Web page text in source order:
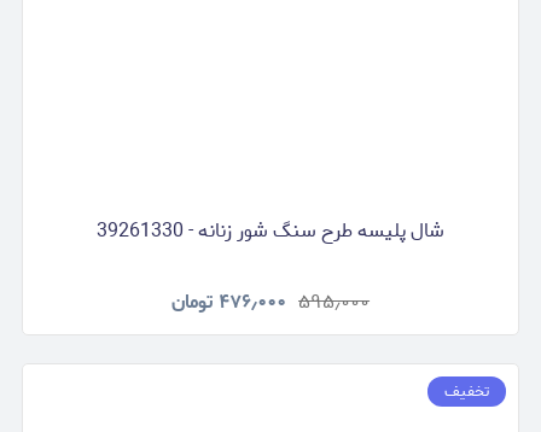
شال پلیسه طرح سنگ شور زنانه - 39261330
۵۹۵٫۰۰۰ ۴۷۶٫۰۰۰ تومان
تخفیف